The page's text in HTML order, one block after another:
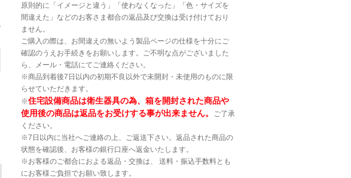
原則的に「イメージと違う」「使わなくなった」「色・サイズを
間違えた」などのお客さま都合の返品及び交換は受け付けており
ません。
ご購入の際は、お間違えの無いよう製品ページの仕様を十分にご
確認のうえお手続きをお願いします。ご不明な点がございました
ら、メール・電話にてご連絡ください。
※商品到着後7日以内の初期不良以外で未開封・未使用のものに限
らせていただきます。
※住宅設備商品は衛生器具の為、箱を開封された商品や
使用後の商品は返品をお受けする事が出来ません。
ご了承
ください。
※7日以内に当社へご連絡の上、ご返送下さい。返品された商品の
状態を確認後、お客様の銀行口座へ返金いたします。
※お客様のご都合におよる返品・交換は、 送料・振込手数料とも
にお客様ご負担でお願い致します。